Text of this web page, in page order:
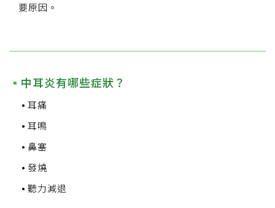
要原因。
中耳炎有哪些症狀？
耳痛
耳鳴
鼻塞
發燒
聽力減退